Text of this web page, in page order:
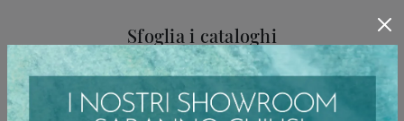
Sfoglia i cataloghi